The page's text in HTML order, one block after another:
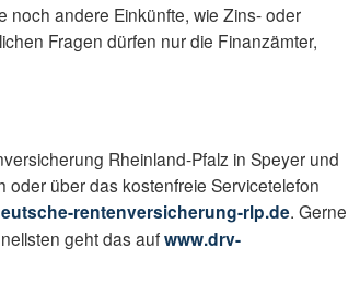
noch andere Einkünfte, wie Zins- oder
Fragen dürfen nur die Finanzämter,
Rheinland-Pfalz in Speyer und
über das kostenfreie Servicetelefon
rentenversicherung-rlp.de. Gerne
geht das aufwww.drv-